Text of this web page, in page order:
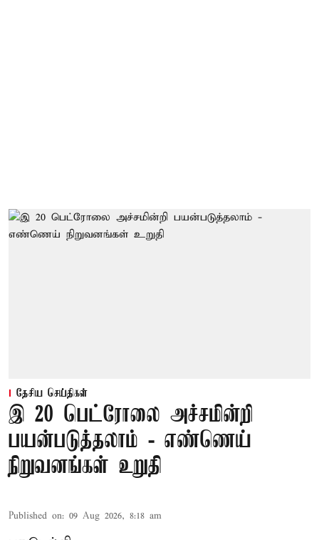
தேசிய செய்திகள்
இ 20 பெட்ரோலை அச்சமின்றி
பயன்படுத்தலாம் - எண்ணெய்
நிறுவனங்கள் உறுதி
Published on: 09 Aug 2026, 8:18 am